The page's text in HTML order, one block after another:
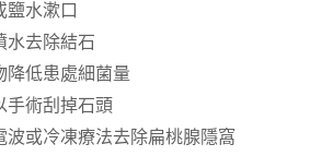
鹽水漱口
水去除結石
降低患處細菌量
手術刮掉石頭
波或冷凍療法去除扁桃腺隱窩